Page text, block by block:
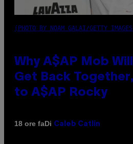
(PHOTO BY NOAM GALAI/GETTY
Why A$AP Mob
Get Back
to A$AP Rocky
18 ore faDi Caleb Catlin